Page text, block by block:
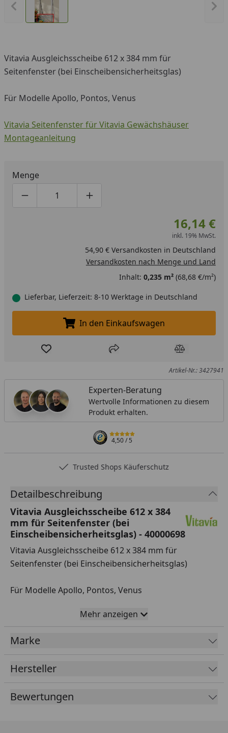
Vorheriges Bild anzeigen
Vitavia Ausgleichsscheibe 612 x 384 mm für
Seitenfenster (bei Einscheibensicherheitsglas)
Für Modelle Apollo, Pontos, Venus
Vitavia Seitenfenster für Vitavia Gewächshäuser
Montageanleitung
Menge
Produktmenge um eins verringern
Produktmenge manuell eingeben
Produktmenge um eins erhöhen
16,14 €
inkl. 19% MwSt.
54,90 € Versandkosten in Deutschland
Versandkosten nach Menge und Land
Inhalt: 0,235 m²(68,68 €/m²)
Lieferbar, Lieferzeit: 8-10 Werktage in Deutschland
In den Einkaufswagen legen
In den Einkaufswagen
Produkt zur Wunschliste hinzufügen
Teilen Produkt
Artikel-Nr.: 3427941
Experten-Beratung
Wertvolle Informationen zu diesem
Produkt erhalten.
4,50/ 5
Trusted Shops Käuferschutz
Detailbeschreibung
Vitavia Ausgleichsscheibe 612 x 384
mm für Seitenfenster (bei
Einscheibensicherheitsglas) - 40000698
Vitavia Ausgleichsscheibe 612 x 384 mm für
Seitenfenster (bei Einscheibensicherheitsglas)
Für Modelle Apollo, Pontos, Venus
Vitavia Seitenfenster für Vitavia Gewächshäuser
Montageanleitung
Mehr anzeigen
Marke
Hersteller
Bewertungen